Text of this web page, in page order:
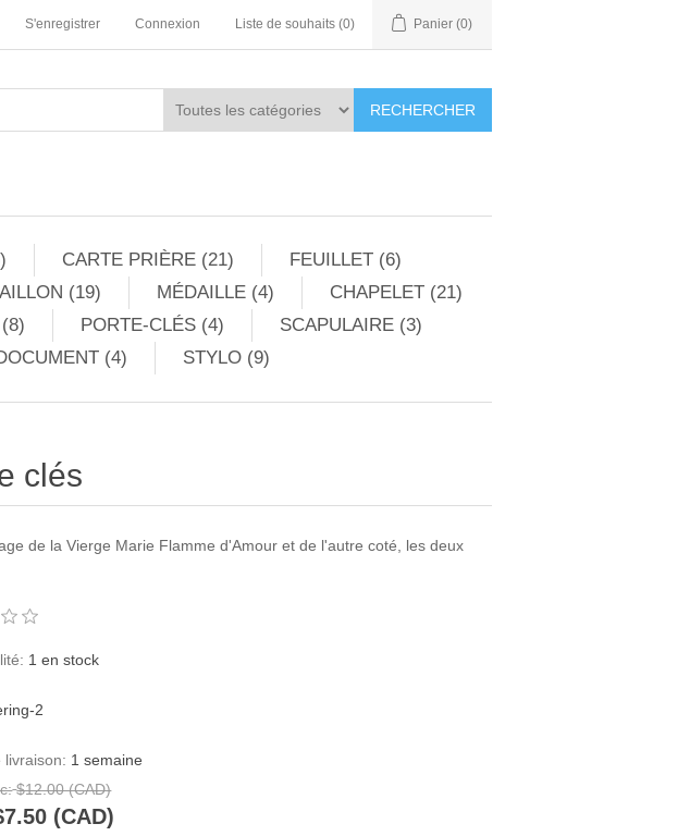
S'enregistrer Connexion Liste de souhaits (0) Panier (0)
RECHERCHER
CARTE PRIÈRE (21)
FEUILLET (6)
(19) MÉDAILLE (4)
CHAPELET (21)
PORTE-CLÉS (4)
SCAPULAIRE (3)
(4) STYLO (9)
clés
de la Vierge Marie Flamme d'Amour et de l'autre coté, les deux
1 en stock
2
livraison: 1 semaine
$12.00 (CAD)
(CAD)